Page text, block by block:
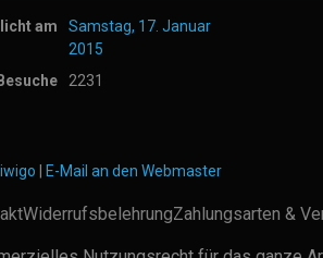
am
Samstag, 17. Januar
2015
Besuche
2231
E-Mail an den Webmaster
WiderrufsbelehrungZahlungsarten &